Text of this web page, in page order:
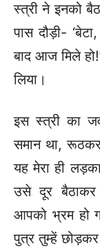
स्त्री ने इनको
पास दौड़ी-
बाद आज मिले
लिया।
इस स्त्री का
समान था,
यह मेरा ही
उसे दूर बैठाकर
आपको भ्रम हो
पुत्र तुम्हें